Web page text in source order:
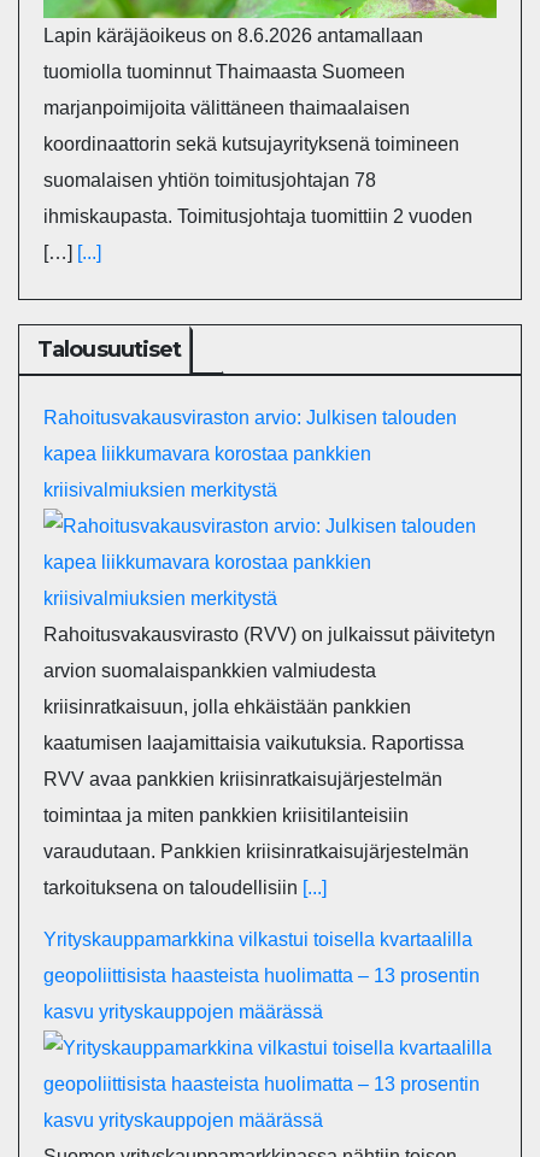
Lapin käräjäoikeus on 8.6.2026 antamallaan
tuomiolla tuominnut Thaimaasta Suomeen
marjanpoimijoita välittäneen thaimaalaisen
koordinaattorin sekä kutsujayrityksenä toimineen
suomalaisen yhtiön toimitusjohtajan 78
ihmiskaupasta. Toimitusjohtaja tuomittiin 2 vuoden
[…] [...]
Talousuutiset
Rahoitusvakausviraston arvio: Julkisen talouden
kapea liikkumavara korostaa pankkien
kriisivalmiuksien merkitystä
Rahoitusvakausvirasto (RVV) on julkaissut päivitetyn
arvion suomalaispankkien valmiudesta
kriisinratkaisuun, jolla ehkäistään pankkien
kaatumisen laajamittaisia vaikutuksia. Raportissa
RVV avaa pankkien kriisinratkaisujärjestelmän
toimintaa ja miten pankkien kriisitilanteisiin
varaudutaan. Pankkien kriisinratkaisujärjestelmän
tarkoituksena on taloudellisiin [...]
Yrityskauppamarkkina vilkastui toisella kvartaalilla
geopoliittisista haasteista huolimatta – 13 prosentin
kasvu yrityskauppojen määrässä